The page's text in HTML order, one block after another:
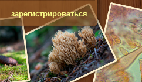
зарегистрироваться